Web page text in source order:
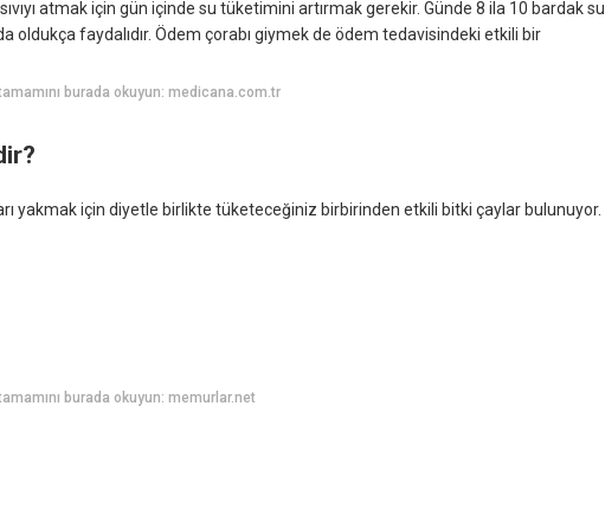
atmak için gün içinde su tüketimini artırmak gerekir. Günde 8 ila 10 bardak su
oldukça faydalıdır. Ödem çorabı giymek de ödem tedavisindeki etkili bir
burada okuyun: medicana.com.tr
yakmak için diyetle birlikte tüketeceğiniz birbirinden etkili bitki çaylar bulunuyor.
burada okuyun: memurlar.net